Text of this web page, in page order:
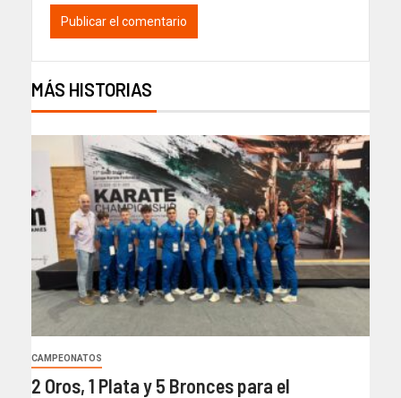
MÁS HISTORIAS
CAMPEONATOS
2 Oros, 1 Plata y 5 Bronces para el